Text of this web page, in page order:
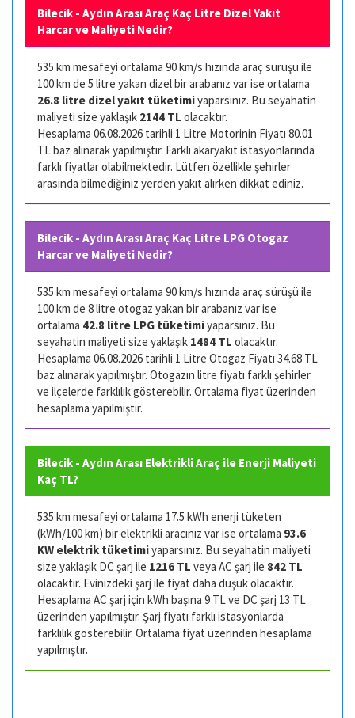
Bilecik - Aydın Arası Araç Kaç Litre Dizel Yakıt
Harcar ve Maliyeti Nedir?
535 km mesafeyi ortalama 90 km/s hızında araç sürüşü ile
100 km de 5 litre yakan dizel bir arabanız var ise ortalama
26.8 litre dizel yakıt tüketimiyaparsınız. Bu seyahatin
maliyeti size yaklaşık 2144 TL olacaktır.
Hesaplama 06.08.2026 tarihli 1 Litre Motorinin Fiyatı 80.01
TL baz alınarak yapılmıştır. Farklı akaryakıt istasyonlarında
farklı fiyatlar olabilmektedir. Lütfen özellikle şehirler
arasında bilmediğiniz yerden yakıt alırken dikkat ediniz.
Bilecik - Aydın Arası Araç Kaç Litre LPG Otogaz
Harcar ve Maliyeti Nedir?
535 km mesafeyi ortalama 90 km/s hızında araç sürüşü ile
100 km de 8 litre otogaz yakan bir arabanız var ise
ortalama 42.8 litre LPG tüketimiyaparsınız. Bu
seyahatin maliyeti size yaklaşık 1484 TL olacaktır.
Hesaplama 06.08.2026 tarihli 1 Litre Otogaz Fiyatı 34.68 TL
baz alınarak yapılmıştır. Otogazın litre fiyatı farklı şehirler
ve ilçelerde farklılık gösterebilir. Ortalama fiyat üzerinden
hesaplama yapılmıştır.
Bilecik - Aydın Arası Elektrikli Araç ile Enerji Maliyeti
Kaç TL?
535 km mesafeyi ortalama 17.5 kWh enerji tüketen
(kWh/100 km) bir elektrikli aracınız var ise ortalama 93.6
KW elektrik tüketimiyaparsınız. Bu seyahatin maliyeti
size yaklaşık DC şarj ile 1216 TL veya AC şarj ile 842 TL
olacaktır. Evinizdeki şarj ile fiyat daha düşük olacaktır.
Hesaplama AC şarj için kWh başına 9 TL ve DC şarj 13 TL
üzerinden yapılmıştır. Şarj fiyatı farklı istasyonlarda
farklılık gösterebilir. Ortalama fiyat üzerinden hesaplama
yapılmıştır.